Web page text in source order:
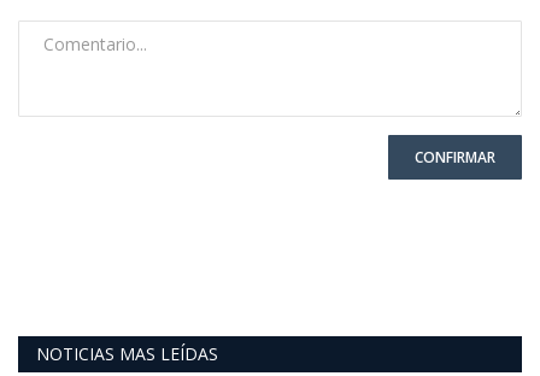
CONFIRMAR
NOTICIAS MAS LEÍDAS